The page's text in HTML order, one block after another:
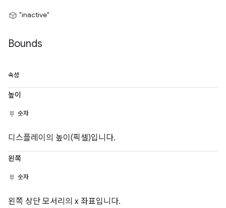
"inactive"
Bounds
속성
높이
숫자
디스플레이의 높이(픽셀)입니다.
왼쪽
숫자
왼쪽 상단 모서리의 x 좌표입니다.